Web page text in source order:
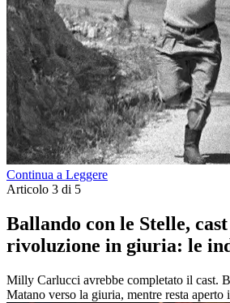
Continua a Leggere
Articolo 3 di 5
Ballando con le Stelle,
rivoluzione in giuria: le
Milly Carlucci avrebbe completato il cast.
Matano verso la giuria, mentre resta aperto